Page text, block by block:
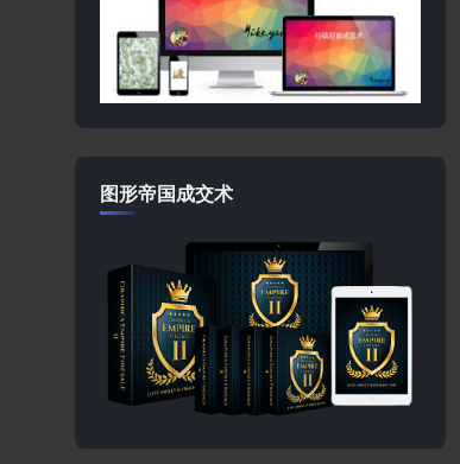
图形帝国成交术